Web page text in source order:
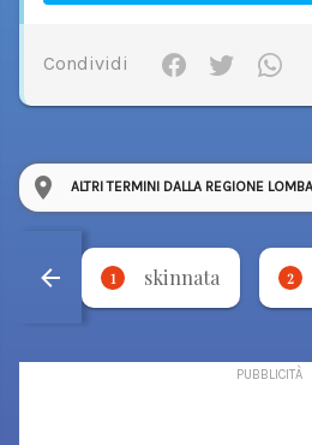
Condividi
ALTRI TERMINI DALLA REGIONE
1 skinnata 2